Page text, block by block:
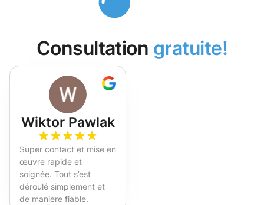
Consultation gratuite!
Wiktor Pawlak
Super contact et mise en
œuvre rapide et
soignée. Tout s’est
déroulé simplement et
de manière fiable.